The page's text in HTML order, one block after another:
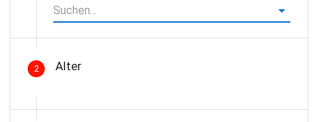
2 Alter